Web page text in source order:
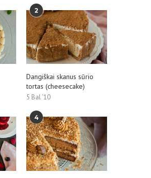
2
Dangiškai skanus sūrio
tortas (cheesecake)
5 Bal ’10
4